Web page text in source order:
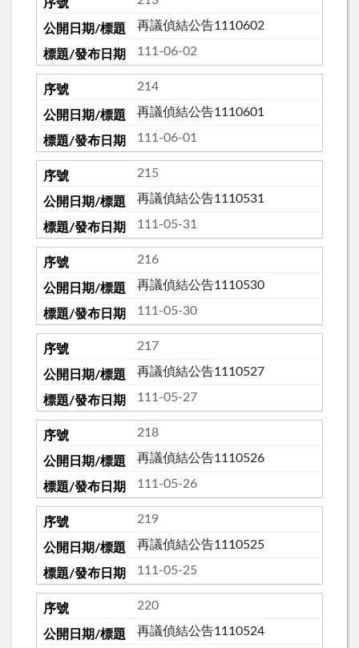
再議偵結公告1110602
111-06-02
214
再議偵結公告1110601
111-06-01
215
再議偵結公告1110531
111-05-31
216
再議偵結公告1110530
111-05-30
217
再議偵結公告1110527
111-05-27
218
再議偵結公告1110526
111-05-26
219
再議偵結公告1110525
111-05-25
220
再議偵結公告1110524